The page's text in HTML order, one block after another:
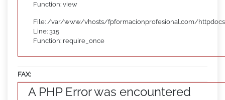
Function: view
File: /var/www/vhosts/fpformacionprofesional.com/
Line: 315
Function: require_once
FAX:
A PHP Error was encountered